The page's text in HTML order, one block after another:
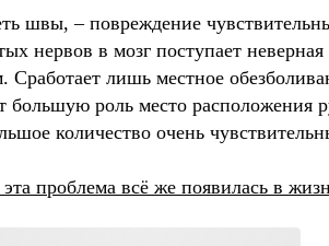
швы, – повреждение
нервов в мозг поступает
Сработает лишь местное
роль место расположения
количество очень
проблема всё же появилась в